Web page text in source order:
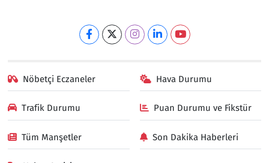
Nöbetçi Eczaneler Hava Durumu
Trafik Durumu Puan Durumu ve Fikstür
Tüm Manşetler Son Dakika Haberleri